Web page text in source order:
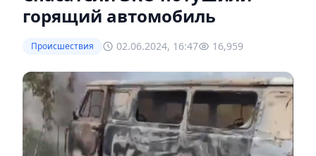
горящий автомобиль
Происшествия 02.06.2024, 16:47 16,959